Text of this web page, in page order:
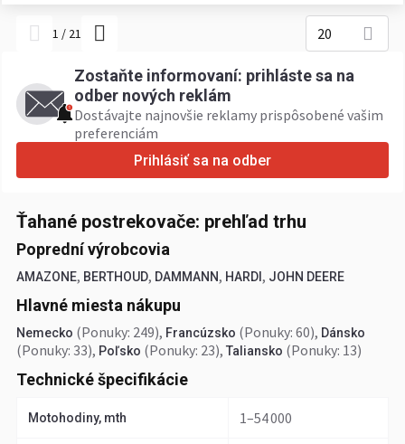
1 / 21 20
Zostaňte informovaní: prihláste sa na
odber nových reklám
Dostávajte najnovšie reklamy prispôsobené vašim
preferenciám
Prihlásiť sa na odber
Ťahané postrekovače: prehľad trhu
Poprední výrobcovia
AMAZONE, BERTHOUD, DAMMANN, HARDI , JOHN DEERE
Hlavné miesta nákupu
Nemecko (Ponuky: 249), Francúzsko (Ponuky: 60), Dánsko
(Ponuky: 33), Poľsko (Ponuky: 23), Taliansko (Ponuky: 13)
Technické špecifikácie
Motohodiny, mth 1–54 000